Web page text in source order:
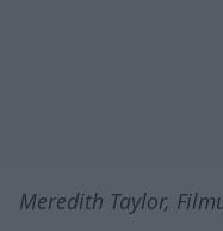
Meredith Taylor,